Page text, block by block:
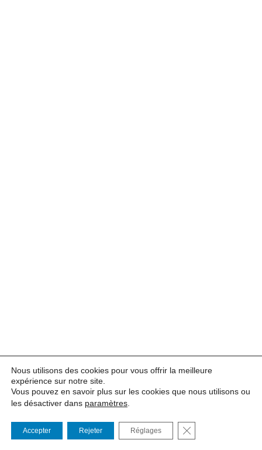
Nous utilisons des cookies pour vous offrir la meilleure
expérience sur notre site.
Vous pouvez en savoir plus sur les cookies que nous utilisons ou
les désactiver dans paramètres
Accepter Rejeter Réglages FERMER LA